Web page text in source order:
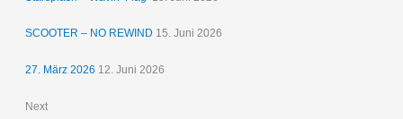
SCOOTER – NO REWIND 15. Juni 2026
27. März 2026 12. Juni 2026
Next